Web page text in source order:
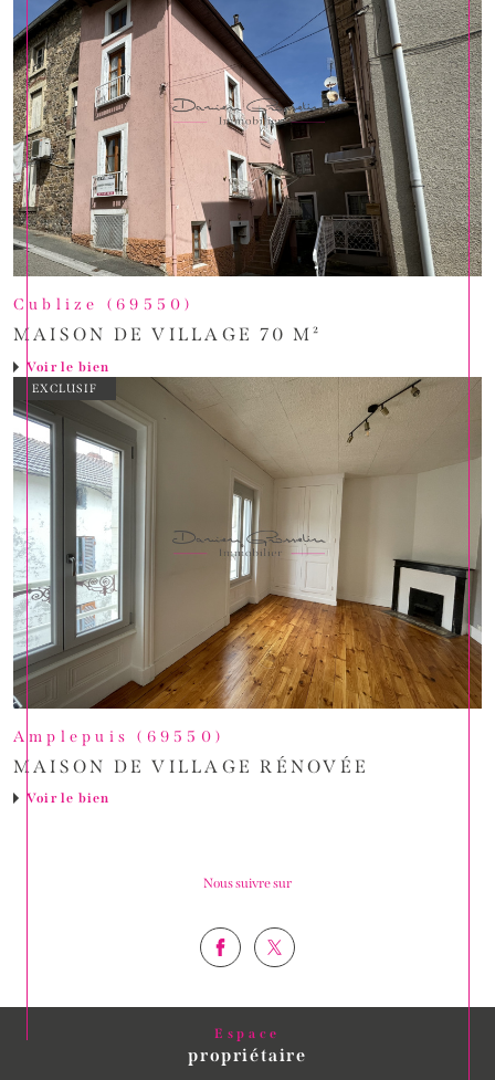
Cublize (69550)
MAISON DE VILLAGE 70 M²
Voir le bien
EXCLUSIF
Amplepuis (69550)
MAISON DE VILLAGE RÉNOVÉE
Voir le bien
Nous suivre sur
Espace
propriétaire